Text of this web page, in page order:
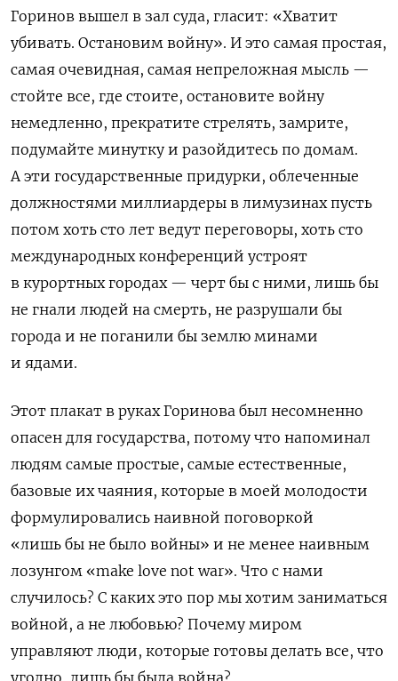
Горинов вышел в зал суда, гласит: «Хватит
убивать. Остановим войну». И это самая простая,
самая очевидная, самая непреложная мысль —
стойте все, где стоите, остановите войну
немедленно, прекратите стрелять, замрите,
подумайте минутку и разойдитесь по домам.
А эти государственные придурки, облеченные
должностями миллиардеры в лимузинах пусть
потом хоть сто лет ведут переговоры, хоть сто
международных конференций устроят
в курортных городах — черт бы с ними, лишь бы
не гнали людей на смерть, не разрушали бы
города и не поганили бы землю минами
и ядами.
Этот плакат в руках Горинова был несомненно
опасен для государства, потому что напоминал
людям самые простые, самые естественные,
базовые их чаяния, которые в моей молодости
формулировались наивной поговоркой
«лишь бы не было войны» и не менее наивным
лозунгом «make love not war». Что с нами
случилось? С каких это пор мы хотим заниматься
войной, а не любовью? Почему миром
управляют люди, которые готовы делать все, что